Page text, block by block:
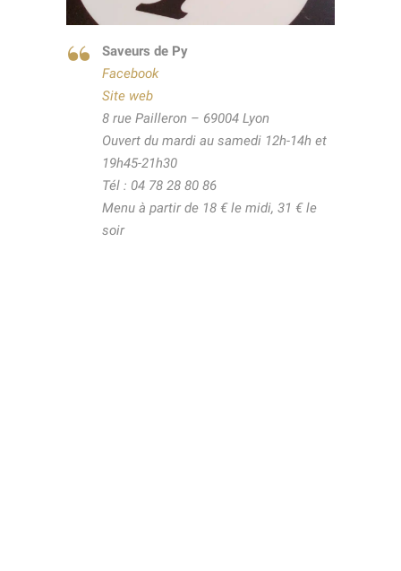
Saveurs de Py
Facebook
Site web
8 rue Pailleron – 69004 Lyon
Ouvert du mardi au samedi 12h-14h et
19h45-21h30
Tél : 04 78 28 80 86
Menu à partir de 18 € le midi, 31 € le
soir